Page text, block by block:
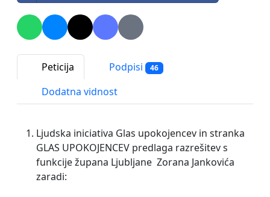
Peticija Podpisi 46
Dodatna vidnost
Ljudska iniciativa Glas upokojencev in stranka
GLAS UPOKOJENCEV predlaga razrešitev s
funkcije župana Ljubljane Zorana Jankovića
zaradi: